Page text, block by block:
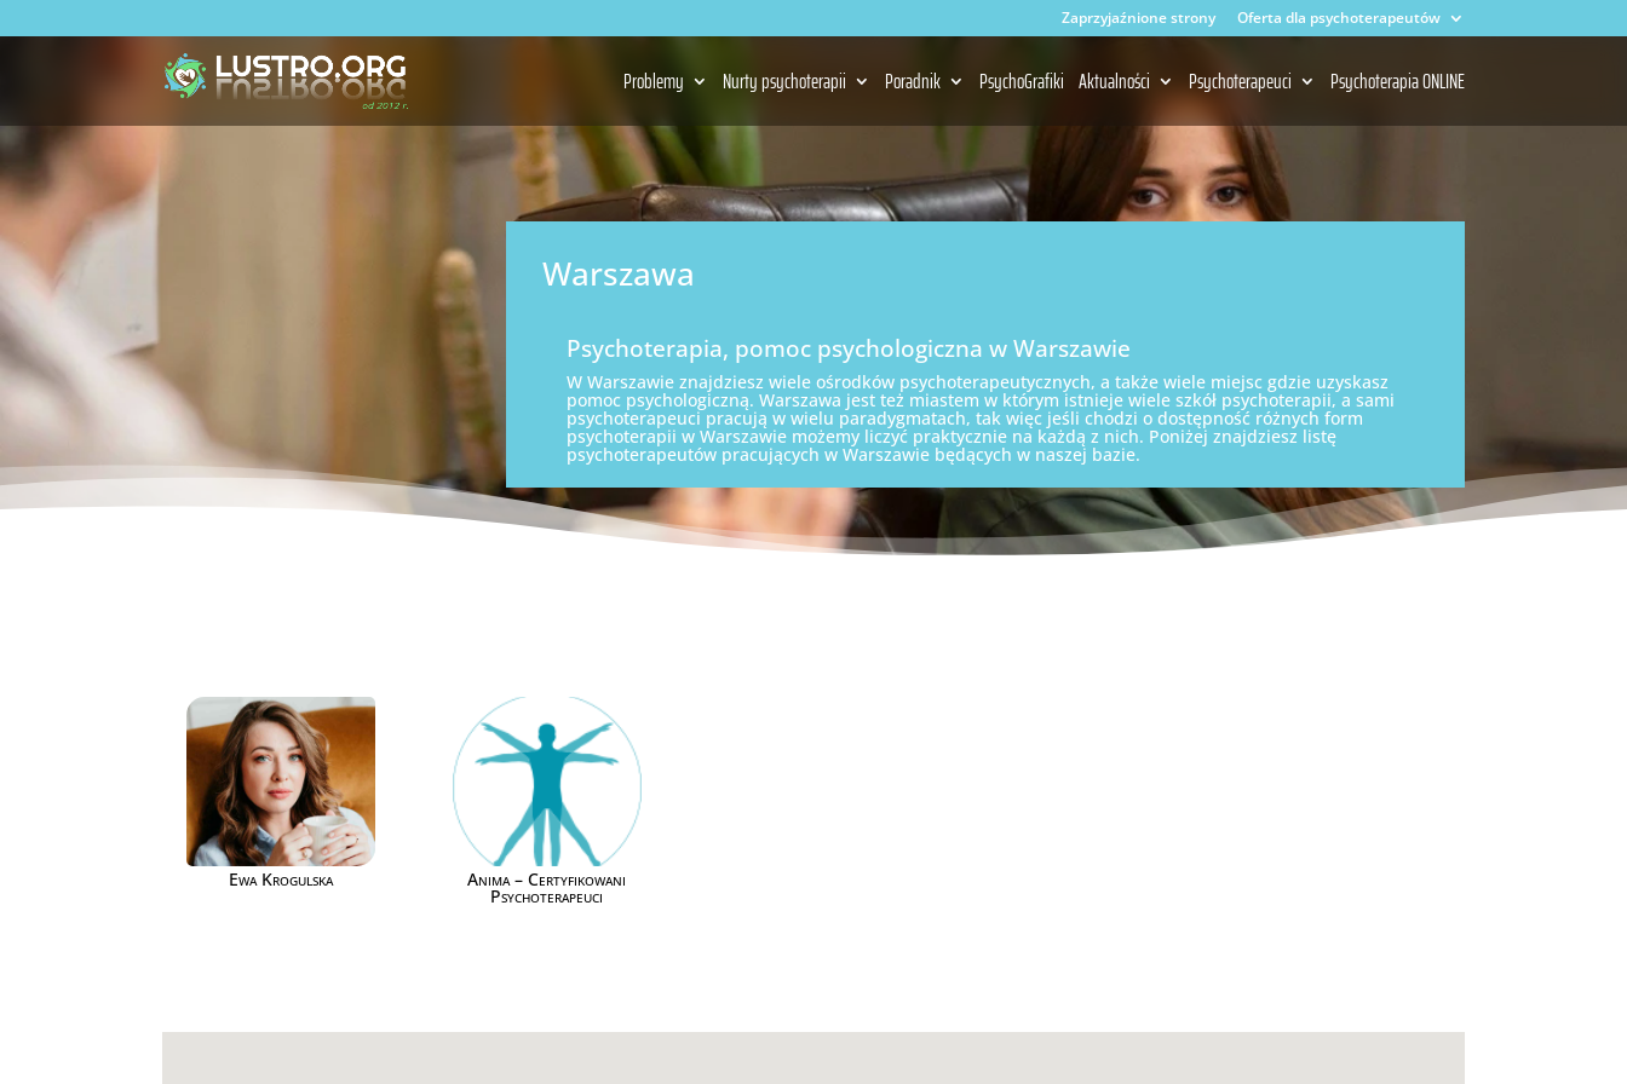
Zaprzyjaźnione strony Oferta dla psychoterapeutów
Problemy Nurty psychoterapii Poradnik PsychoGrafiki Aktualności Psychoterapeuci Psychoterapia ONLINE
Warszawa
Psychoterapia, pomoc psychologiczna w Warszawie
W Warszawie znajdziesz wiele ośrodków psychoterapeutycznych, a także wiele miejsc gdzie uzyskasz
pomoc psychologiczną. Warszawa jest też miastem w którym istnieje wiele szkół psychoterapii, a sami
psychoterapeuci pracują w wielu paradygmatach, tak więc jeśli chodzi o dostępność różnych form
psychoterapii w Warszawie możemy liczyć praktycznie na każdą z nich. Poniżej znajdziesz listę
psychoterapeutów pracujących w Warszawie będących w naszej bazie.
Ewa Krogulska Anima – Certyfikowani
Psychoterapeuci